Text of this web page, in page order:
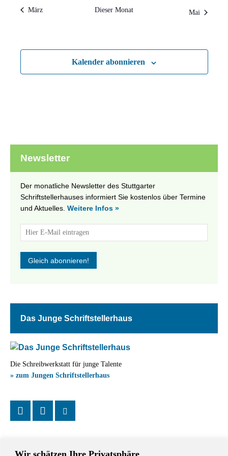
Wir schätzen Ihre Privatsphäre
März Dieser Monat Mai
Kalender abonnieren
Newsletter
Der monatliche Newsletter des Stuttgarter
Schriftstellerhauses informiert Sie kostenlos über Termine
und Aktuelles. Weitere Infos »
Das Junge Schriftstellerhaus
Die Schreibwerkstatt für junge Talente
» zum Jungen Schriftstellerhaus